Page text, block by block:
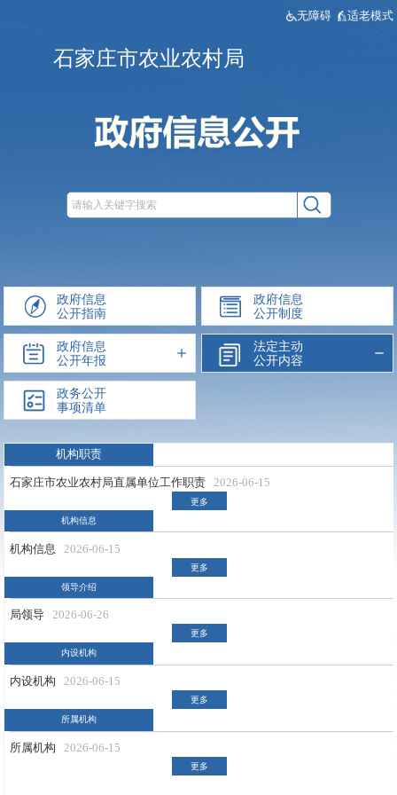
无障碍 适老模式
石家庄市农业农村局
政府信息
公开指南
政府信息
公开制度
政府信息
公开年报
法定主动
公开内容
政务公开
事项清单
机构职责
石家庄市农业农村局直属单位工作职责 2026-06-15
更多
机构信息
机构信息 2026-06-15
更多
领导介绍
局领导 2026-06-26
更多
内设机构
内设机构 2026-06-15
更多
所属机构
所属机构 2026-06-15
更多